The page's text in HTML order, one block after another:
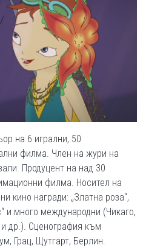
на 6 игрални, 50
филма. Член на жури на
Продуцент на над 30
филма. Носител на
кино награди: „Златна роза“,
и много международни (Чикаго,
др.). Сценография към
Грац, Щутгарт, Берлин.